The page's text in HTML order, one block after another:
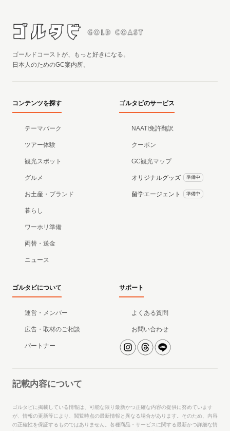
ゴールドコーストが、もっと好きになる。
日本人のためのGC案内所。
コンテンツを探す
テーマパーク
ツアー体験
観光スポット
グルメ
お土産・ブランド
暮らし
ワーホリ準備
両替・送金
ニュース
ゴルタビのサービス
NAATI免許翻訳
クーポン
GC観光マップ
オリジナルグッズ 準備中
留学エージェント 準備中
ゴルタビについて
運営・メンバー
広告・取材のご相談
パートナー
サポート
よくある質問
お問い合わせ
記載内容について
ゴルタビに掲載している情報は、可能な限り最新かつ正確な内容の提供に努めています
が、情報の更新等により、閲覧時点の最新情報と異なる場合があります。そのため、内容
の正確性を保証するものではありません。各種商品・サービスに関する最新かつ詳細な情